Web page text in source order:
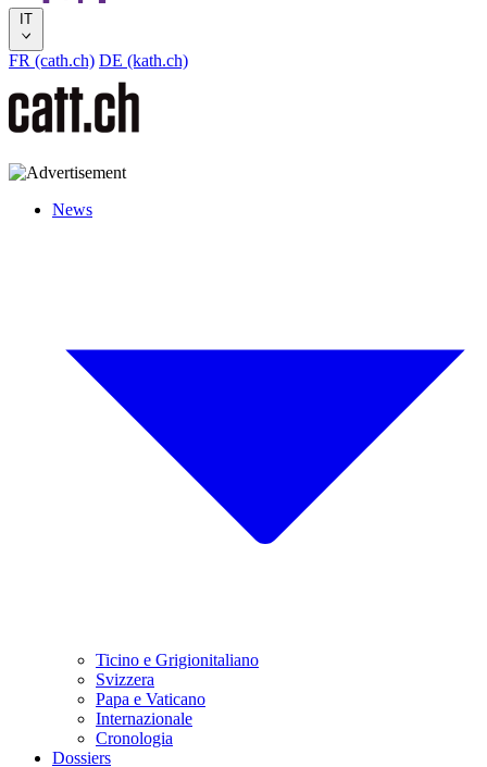
IT
FR (cath.ch) DE (kath.ch)
News
Ticino e Grigionitaliano
Svizzera
Papa e Vaticano
Internazionale
Cronologia
Dossiers